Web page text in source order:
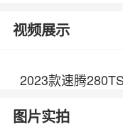
视频展示
2023款速腾
图片实拍